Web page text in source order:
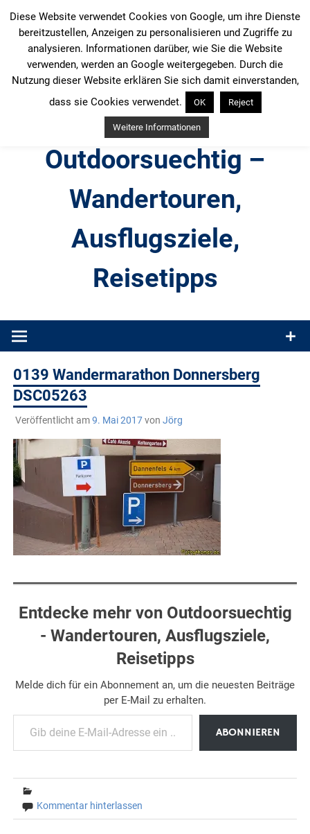
Inhalt
springen
Outdoorsuechtig –
Wandertouren,
Ausflugsziele,
Reisetipps
Produkttests und Buchrezensionen. Ein Blog für alle, die gern
0139 Wandermarathon Donnersberg
DSC05263
Veröffentlicht am9. Mai 2017von Jörg
Entdecke mehr von Outdoorsuechtig
- Wandertouren, Ausflugsziele,
Reisetipps
Melde dich für ein Abonnement an, um die neuesten Beiträge
per E-Mail zu erhalten.
Gib deine E-Mail-Adresse ein ...
ABONNIEREN
Kommentar hinterlassen
Diese Website verwendet Cookies von Google, um ihre Dienste
bereitzustellen, Anzeigen zu personalisieren und Zugriffe zu
analysieren. Informationen darüber, wie Sie die Website
verwenden, werden an Google weitergegeben. Durch die
Nutzung dieser Website erklären Sie sich damit einverstanden,
dass sie Cookies verwendet.
OK Reject
Weitere Informationen